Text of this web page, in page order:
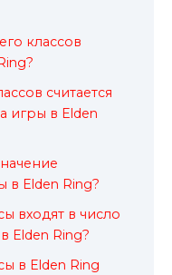
классов
считается
игры в Elden
в Elden Ring?
входят в число
Elden Ring?
в Elden Ring